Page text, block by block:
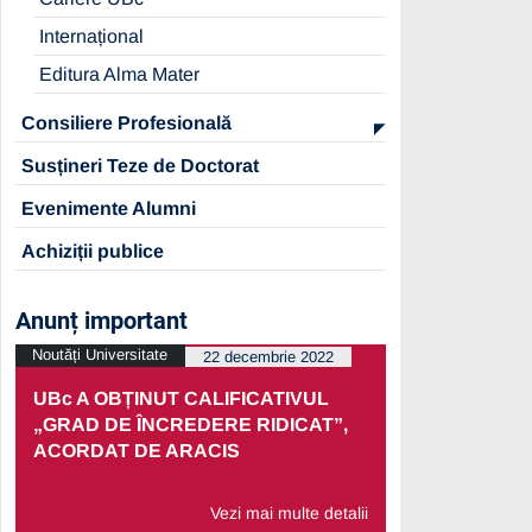
Internațional
Editura Alma Mater
Consiliere Profesională
Susțineri Teze de Doctorat
Evenimente Alumni
Achiziții publice
Anunț important
UBc A OBȚINUT CALIFICATIVUL
„GRAD DE ÎNCREDERE RIDICAT”,
ACORDAT DE ARACIS
Vezi mai multe detalii
Noutăți Universitate 22 decembrie 2022